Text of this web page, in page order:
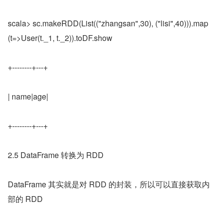
scala> sc.makeRDD(List(("zhangsan",30), ("lisi",40))).map
(t=>User(t._1, t._2)).toDF.show
+--------+---+
| name|age|
+--------+---+
2.5 DataFrame 转换为 RDD
DataFrame 其实就是对 RDD 的封装，所以可以直接获取内
部的 RDD